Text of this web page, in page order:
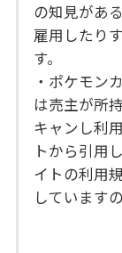
の知見があ
雇用したり
す。
・ポケモン
は売主が所
キャンし利
トから引用
イトの利用
しています